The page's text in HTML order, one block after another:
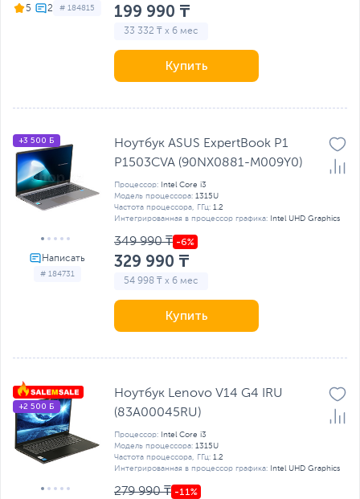
5 # 184815 199 990 ₸
33 332 ₸ x 6 мес
Купить
# 184731
+3 500 Б
Ноутбук ASUS ExpertBook P1
P1503CVA (90NX0881-M009Y0)
Процессор: Intel Core i3
Модель процессора: 1315U
Частота процессора, ГГц: 1.2
Интегрированная в процессор графика: Intel UHD Graphics
349 990 ₸
329 990 ₸
54 998 ₸ x 6 мес
Купить
+2 500 Б
Ноутбук Lenovo V14 G4 IRU
(83A00045RU)
Процессор: Intel Core i3
Модель процессора: 1315U
Частота процессора, ГГц: 1.2
Интегрированная в процессор графика: Intel UHD Graphics
279 990 ₸